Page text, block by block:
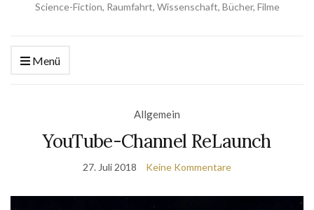
Science-Fiction, Raumfahrt, Wissenschaft, Bücher, Filme
Menü
Allgemein
YouTube-Channel ReLaunch
27. Juli 2018 Keine Kommentare